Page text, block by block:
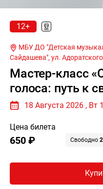
12+
Сайдашева", ул.
Мастер-класс
голоса: путь к
18 Августа 2026 , Вт
Цена билета
650 ₽ Свободно 2